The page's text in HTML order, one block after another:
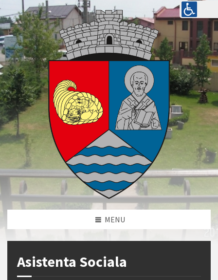
MENU
Asistenta Sociala